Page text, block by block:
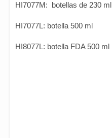
HI7077M: botellas de 230 ml
HI7077L: botella 500 ml
HI8077L: botella FDA 500 ml